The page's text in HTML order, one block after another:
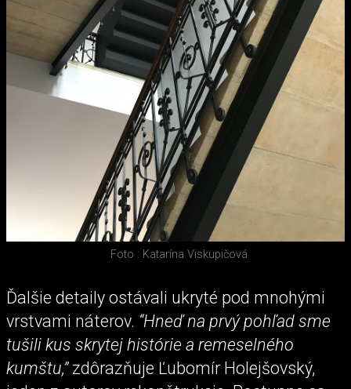
Foto : Katarína Viskupičová
Ďalšie detaily ostávali ukryté pod mnohými
vrstvami náterov. “Hneď na prvý pohľad sme
tušili kus skrytej histórie a remeselného
kumštu,”zdôrazňuje Ľubomír Holejšovský,